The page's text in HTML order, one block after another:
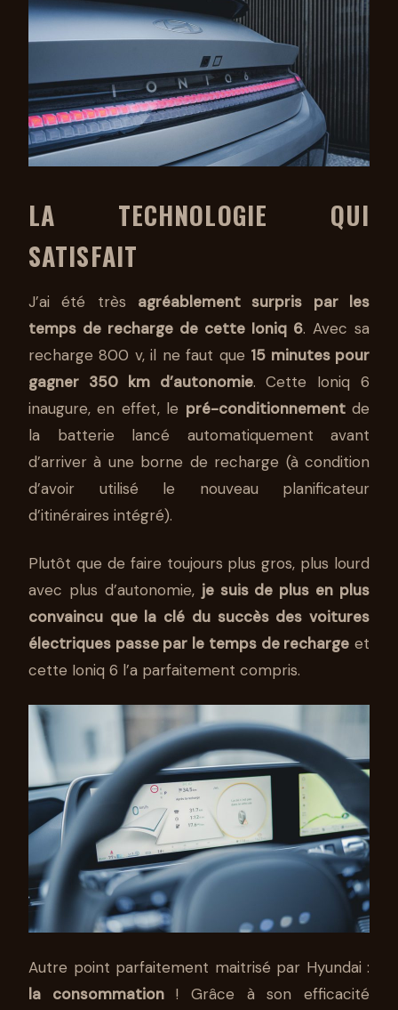
LA TECHNOLOGIE QUI
SATISFAIT
J’ai été très agréablement surpris par les
temps de recharge de cette Ioniq 6. Avec sa
recharge 800 v, il ne faut que 15 minutes pour
gagner 350 km d’autonomie. Cette Ioniq 6
inaugure, en effet, le pré-conditionnementde
la batterie lancé automatiquement avant
d’arriver à une borne de recharge (à condition
d’avoir utilisé le nouveau planificateur
d’itinéraires intégré).
Plutôt que de faire toujours plus gros, plus lourd
avec plus d’autonomie, je suis de plus en plus
convaincu que la clé du succès des voitures
électriques passe par le temps de recharge et
cette Ioniq 6 l’a parfaitement compris.
Autre point parfaitement maitrisé par Hyundai :
la consommation! Grâce à son efficacité